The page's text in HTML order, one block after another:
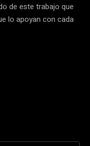
de este trabajo que
lo apoyan con cada